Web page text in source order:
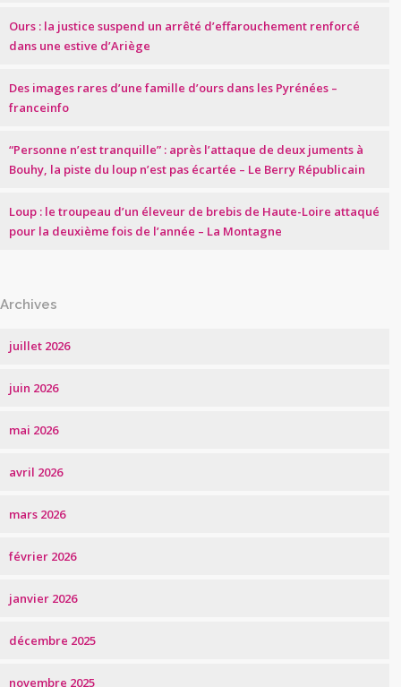
Ours : la justice suspend un arrêté d’effarouchement renforcé
dans une estive d’Ariège
Des images rares d’une famille d’ours dans les Pyrénées –
franceinfo
“Personne n’est tranquille” : après l’attaque de deux juments à
Bouhy, la piste du loup n’est pas écartée – Le Berry Républicain
Loup : le troupeau d’un éleveur de brebis de Haute-Loire attaqué
pour la deuxième fois de l’année – La Montagne
Archives
juillet 2026
juin 2026
mai 2026
avril 2026
mars 2026
février 2026
janvier 2026
décembre 2025
novembre 2025